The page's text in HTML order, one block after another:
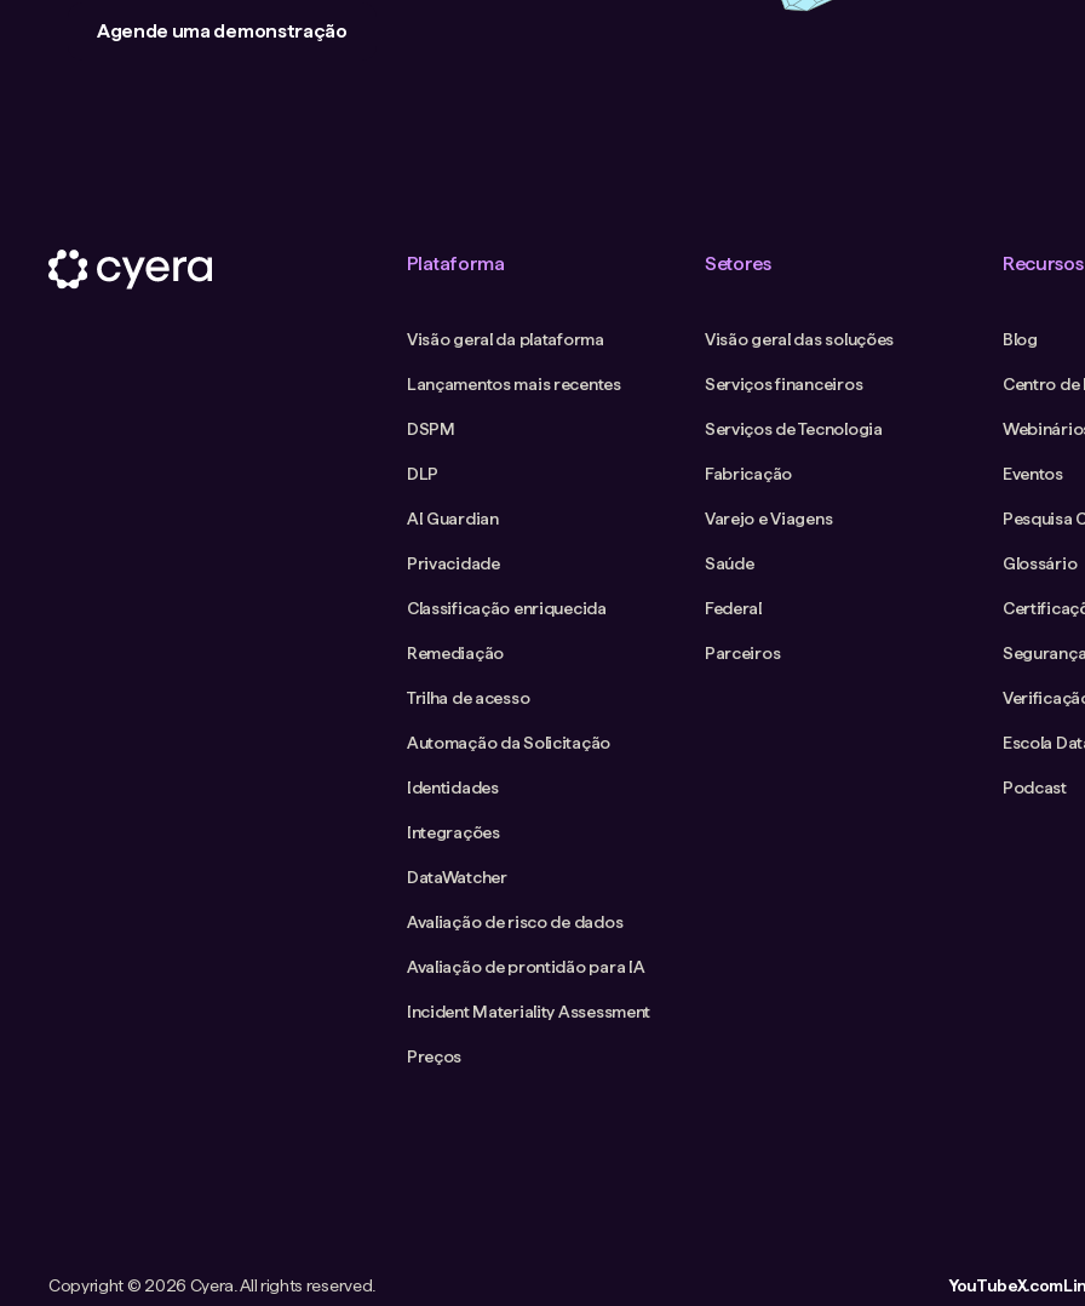
Agende uma demonstração
Plataforma
Visão geral da plataforma
Lançamentos mais recentes
DSPM
DLP
AI Guardian
Privacidade
Classificação enriquecida
Remediação
Trilha de acesso
Automação da Solicitação
Identidades
Integrações
DataWatcher
Avaliação de risco de dados
Avaliação de prontidão para IA
Incident Materiality Assessment
Preços
Setores
Visão geral das soluções
Serviços financeiros
Serviços de Tecnologia
Fabricação
Varejo e Viagens
Saúde
Federal
Parceiros
Recursos
Blog
Centro de
Eventos
Pesquisa
Glossário
Escola
Podcast
Copyright © 2026 Cyera. All rights reserved. YouTubeX.com